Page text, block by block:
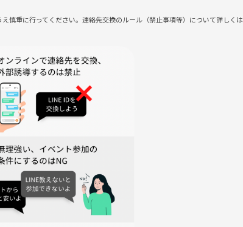
慎重に行ってください。連絡先交換のルール（禁止事項等）について詳しくは